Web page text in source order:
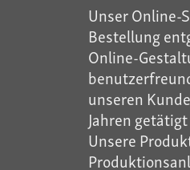
Unser Online-
Bestellung
Online-
unseren
Jahren
Unsere